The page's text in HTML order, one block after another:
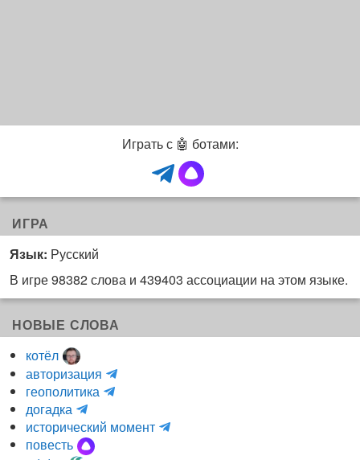
Играть с 🤖 ботами:
ИГРА
Язык: Русский
В игре 98382 слова и 439403 ассоциации на этом языке.
НОВЫЕ СЛОВА
котёл
авторизация
и
о
геополитика
H
d
догадка
m
a
r
исторический момент
и
повесть